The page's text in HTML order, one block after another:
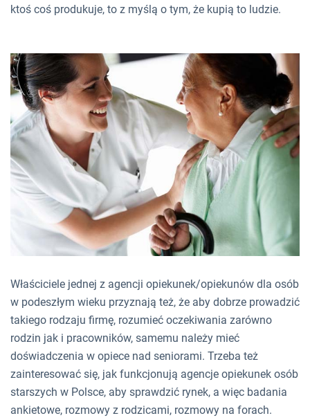
ktoś coś produkuje, to z myślą o tym, że kupią to ludzie.
Właściciele jednej z agencji opiekunek/opiekunów dla osób
w podeszłym wieku przyznają też, że aby dobrze prowadzić
takiego rodzaju firmę, rozumieć oczekiwania zarówno
rodzin jak i pracowników, samemu należy mieć
doświadczenia w opiece nad seniorami. Trzeba też
zainteresować się, jak funkcjonują agencje opiekunek osób
starszych w Polsce, aby sprawdzić rynek, a więc badania
ankietowe, rozmowy z rodzicami, rozmowy na forach.